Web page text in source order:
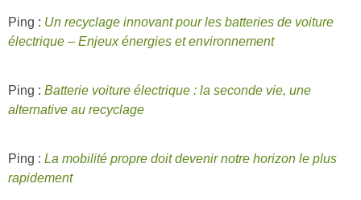
Ping : Un recyclage innovant pour les batteries de voiture
électrique – Enjeux énergies et environnement
Ping : Batterie voiture électrique : la seconde vie, une
alternative au recyclage
Ping : La mobilité propre doit devenir notre horizon le plus
rapidement